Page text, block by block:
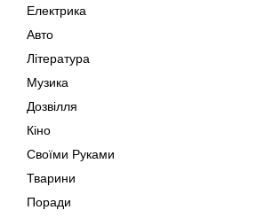
Електрика
Авто
Література
Музика
Дозвілля
Кіно
Своїми Руками
Тварини
Поради